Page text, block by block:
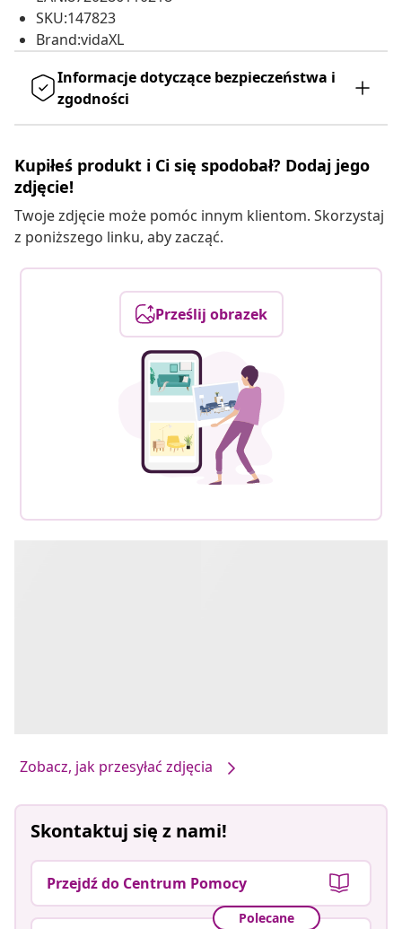
SKU:147823
Brand:vidaXL
Informacje dotyczące bezpieczeństwa i
zgodności
Kupiłeś produkt i Ci się spodobał? Dodaj jego
zdjęcie!
Twoje zdjęcie może pomóc innym klientom. Skorzystaj
z poniższego linku, aby zacząć.
Prześlij obrazek
Zobacz, jak przesyłać zdjęcia
Skontaktuj się z nami!
Przejdź do Centrum Pomocy
Polecane